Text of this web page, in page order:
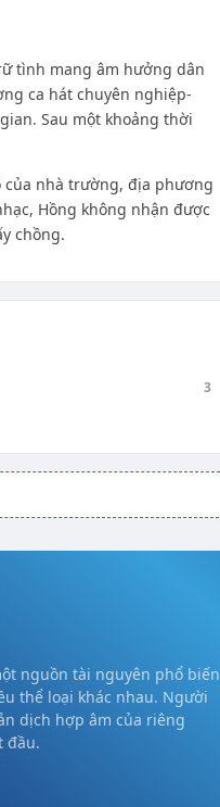
tình mang âm hưởng dân
ca hát chuyên nghiệp-
Sau một khoảng thời
của nhà trường, địa phương
Hồng không nhận được
chồng.
3
nguồn tài nguyên phổ biến
thể loại khác nhau. Người
dịch hợp âm của riêng
đầu.